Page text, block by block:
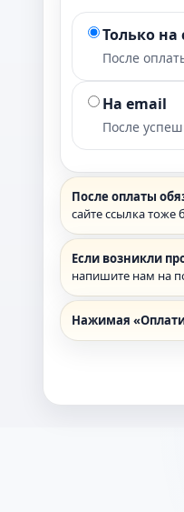
Только на
После
На email
После
После оплаты
сайте ссылка тоже
Если возникли
напишите нам на
Нажимая